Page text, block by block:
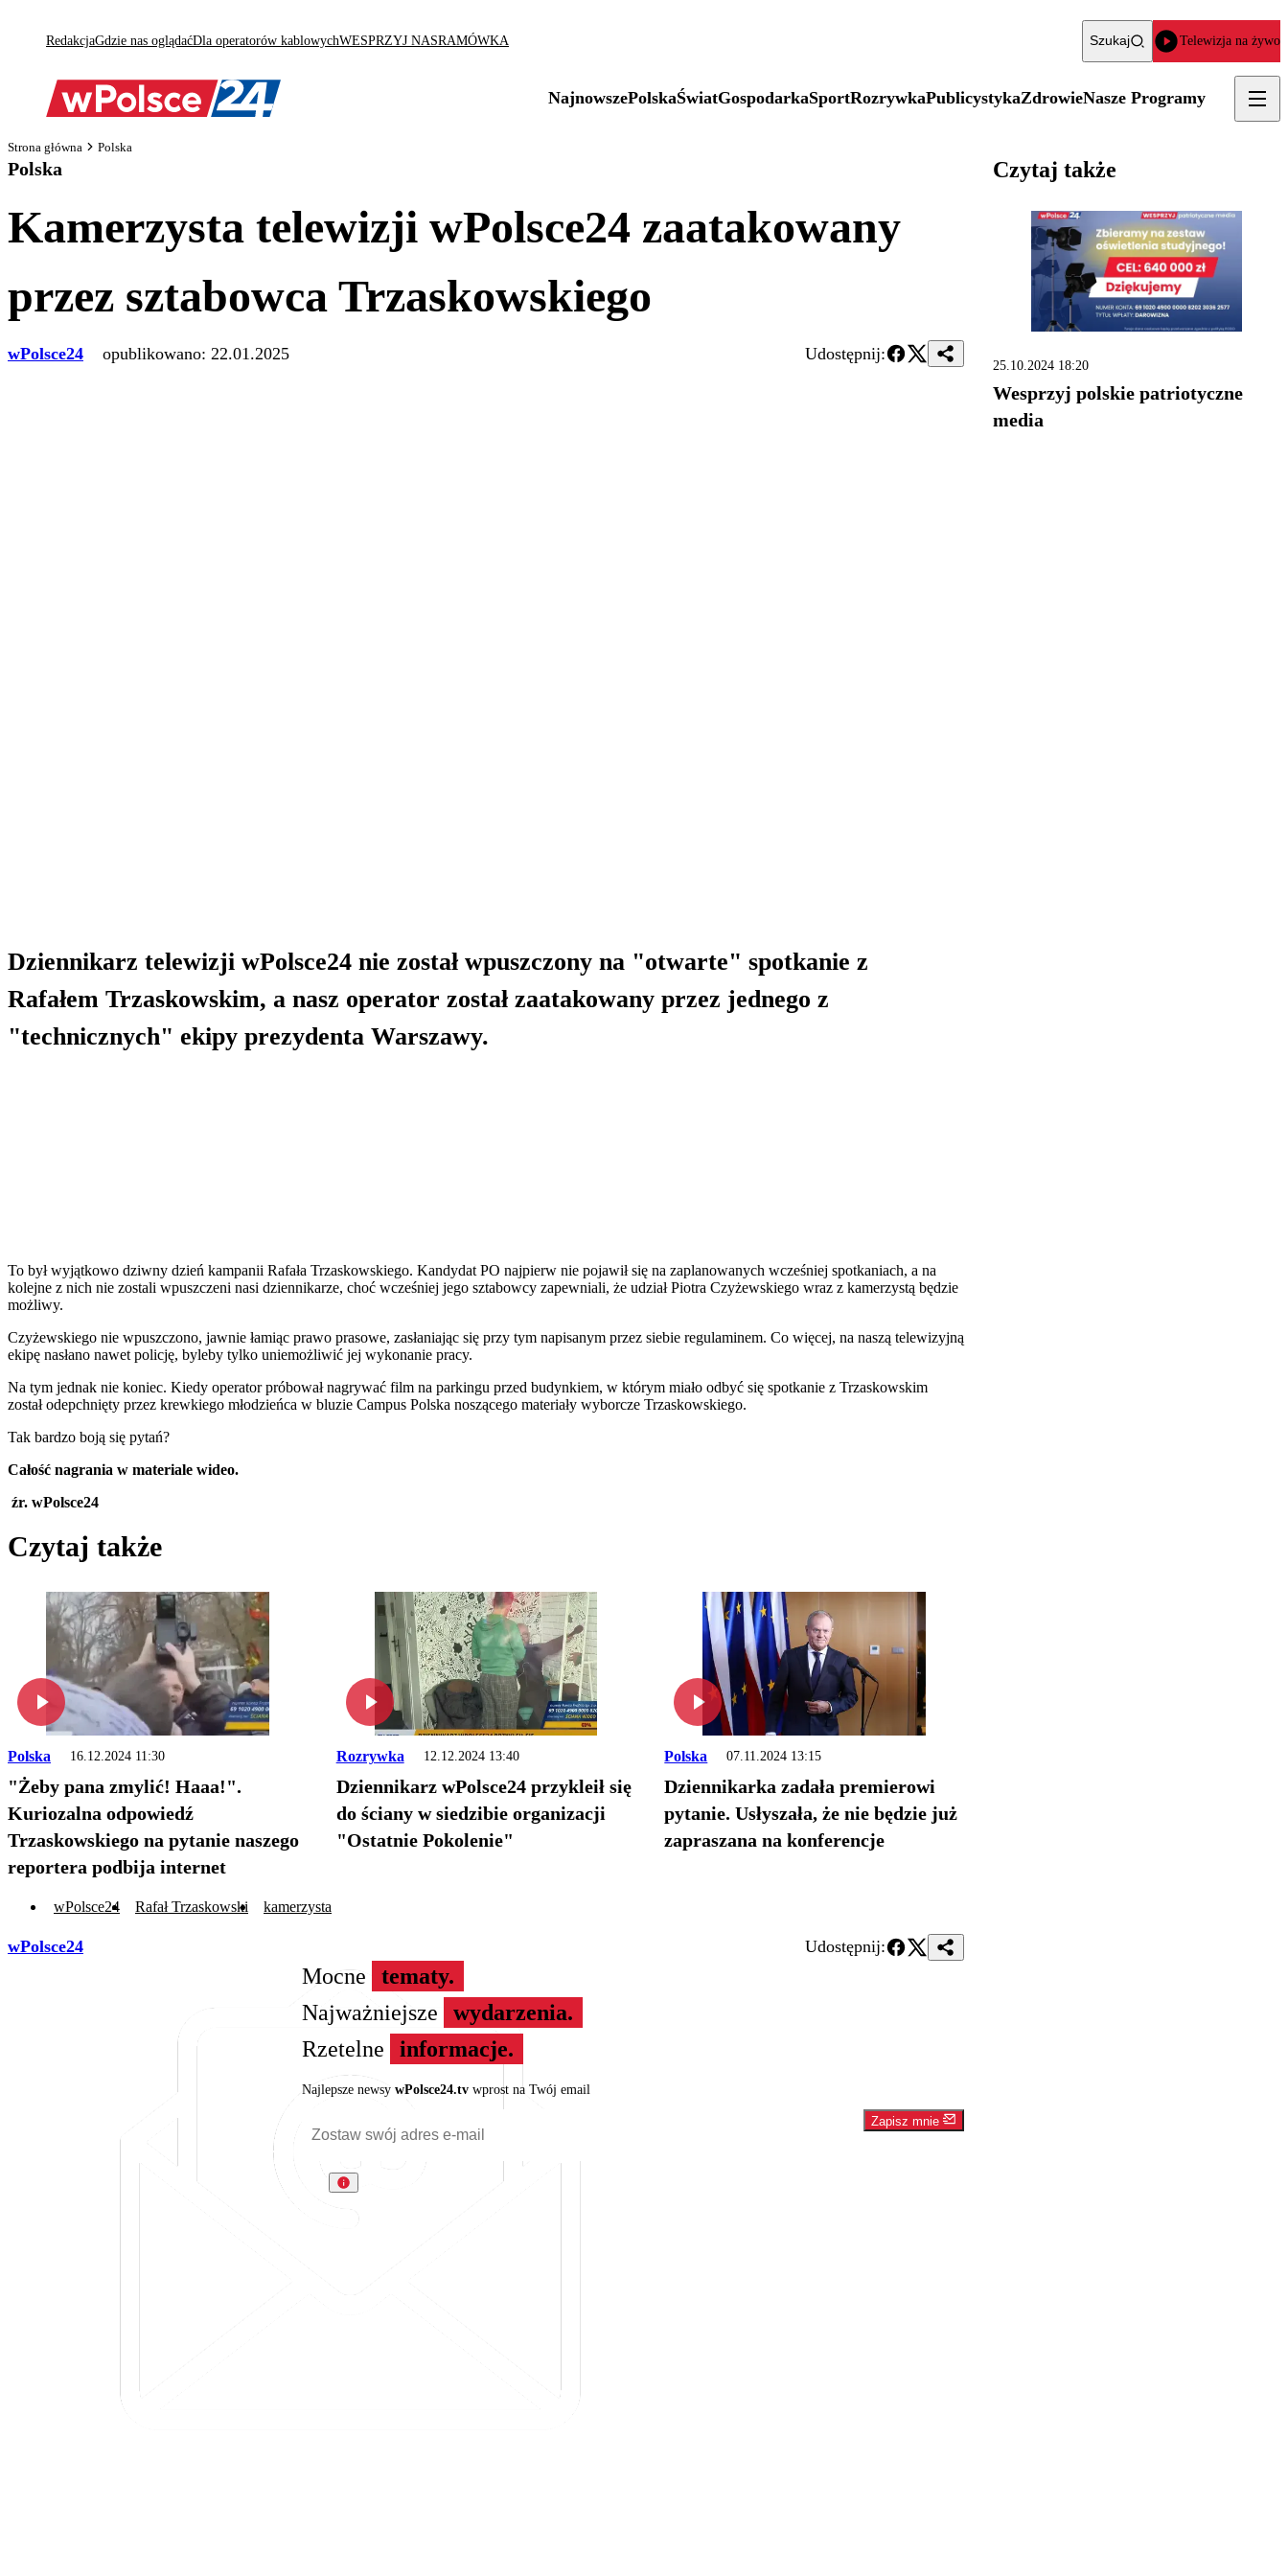
RedakcjaGdzie nas oglądaćDla operatorów kablowychWESPRZYJ NASRAMÓWKA Szukaj Telewizja na żywo
NajnowszePolskaŚwiatGospodarkaSportRozrywkaPublicystykaZdrowieNasze Programy
Strona główna Polska
Polska
Kamerzysta telewizji wPolsce24 zaatakowany
przez sztabowca Trzaskowskiego
wPolsce24 opublikowano: 22.01.2025 Udostępnij:
Dziennikarz telewizji wPolsce24 nie został wpuszczony na "otwarte" spotkanie z
Rafałem Trzaskowskim, a nasz operator został zaatakowany przez jednego z
"technicznych" ekipy prezydenta Warszawy.
To był wyjątkowo dziwny dzień kampanii Rafała Trzaskowskiego. Kandydat PO najpierw nie pojawił się na zaplanowanych wcześniej spotkaniach, a na
kolejne z nich nie zostali wpuszczeni nasi dziennikarze, choć wcześniej jego sztabowcy zapewniali, że udział Piotra Czyżewskiego wraz z kamerzystą będzie
możliwy.
Czyżewskiego nie wpuszczono, jawnie łamiąc prawo prasowe, zasłaniając się przy tym napisanym przez siebie regulaminem. Co więcej, na naszą telewizyjną
ekipę nasłano nawet policję, byleby tylko uniemożliwić jej wykonanie pracy.
Na tym jednak nie koniec. Kiedy operator próbował nagrywać film na parkingu przed budynkiem, w którym miało odbyć się spotkanie z Trzaskowskim
został odepchnięty przez krewkiego młodzieńca w bluzie Campus Polska noszącego materiały wyborcze Trzaskowskiego.
Tak bardzo boją się pytań?
Całość nagrania w materiale wideo.
źr. wPolsce24
Czytaj także
Polska 16.12.2024 11:30
"Żeby pana zmylić! Haaa!".
Kuriozalna odpowiedź
Trzaskowskiego na pytanie naszego
reportera podbija internet
Rozrywka 12.12.2024 13:40
Dziennikarz wPolsce24 przykleił się
do ściany w siedzibie organizacji
"Ostatnie Pokolenie"
Polska 07.11.2024 13:15
Dziennikarka zadała premierowi
pytanie. Usłyszała, że nie będzie już
zapraszana na konferencje
wPolsce24 Rafał Trzaskowski kamerzysta
wPolsce24 Udostępnij:
Mocne
tematy.
Najważniejsze
wydarzenia.
Rzetelne
informacje.
Najlepsze newsy wPolsce24.tvwprost na Twój email
Zapisz mnie
Czytaj także
25.10.2024 18:20
Wesprzyj polskie patriotyczne
media